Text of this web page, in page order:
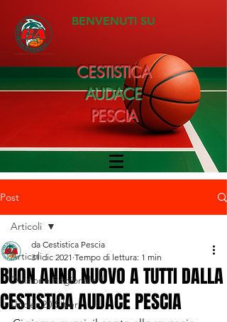
BENVENUTI SU
CESTISTICA
AUDACE
PESCIA
Post
Articoli
Divisione Regionale 1
Under 20 Silver
Articoli
BUON ANNO NUOVO A TUTTI DALLA
CESTISTICA AUDACE PESCIA
da Cestistica Pescia
31 dic 2021 Tempo di lettura: 1 min